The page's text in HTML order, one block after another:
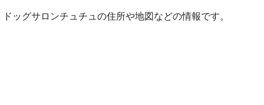
ドッグサロンチュチュの住所や地図などの情報です。